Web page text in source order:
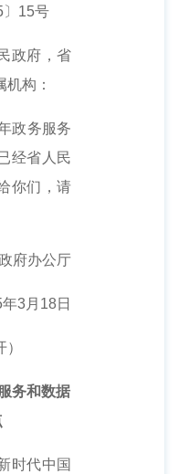
〕15号
政府，省
构：
务服务
经省人民
你们，请
府办公厅
3月18日
务和数据
代中国